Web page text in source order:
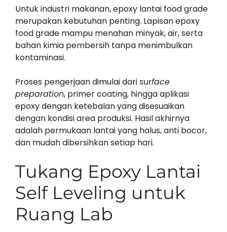
Untuk industri makanan, epoxy lantai food grade
merupakan kebutuhan penting. Lapisan epoxy
food grade mampu menahan minyak, air, serta
bahan kimia pembersih tanpa menimbulkan
kontaminasi.
Proses pengerjaan dimulai darisurface
preparation, primer coating, hingga aplikasi
epoxy dengan ketebalan yang disesuaikan
dengan kondisi area produksi. Hasil akhirnya
adalah permukaan lantai yang halus, anti bocor,
dan mudah dibersihkan setiap hari.
Tukang Epoxy Lantai
Self Leveling untuk
Ruang Lab